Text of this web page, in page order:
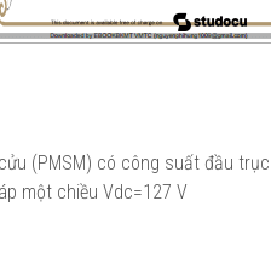
(PMSM) có công suất đầu
một chiều Vdc=127 V